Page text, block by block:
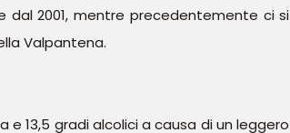
dal 2001, mentre precedentemente ci si
Valpantena.
e 13,5 gradi alcolici a causa di un leggero